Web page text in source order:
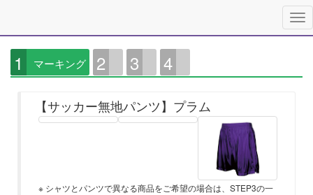
1 マーキング 2 3 4
【サッカー無地パンツ】プラム
※ シャツとパンツで異なる商品をご希望の場合は、STEP3の一